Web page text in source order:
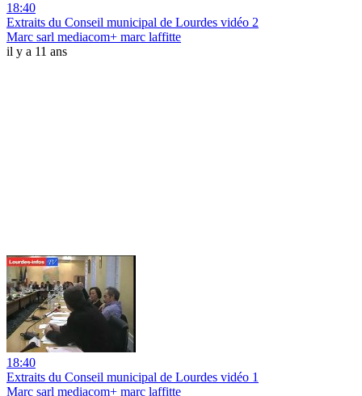
18:40
Extraits du Conseil municipal de Lourdes vidéo 2
Marc sarl mediacom+ marc laffitte
il y a 11 ans
18:40
Extraits du Conseil municipal de Lourdes vidéo 1
Marc sarl mediacom+ marc laffitte